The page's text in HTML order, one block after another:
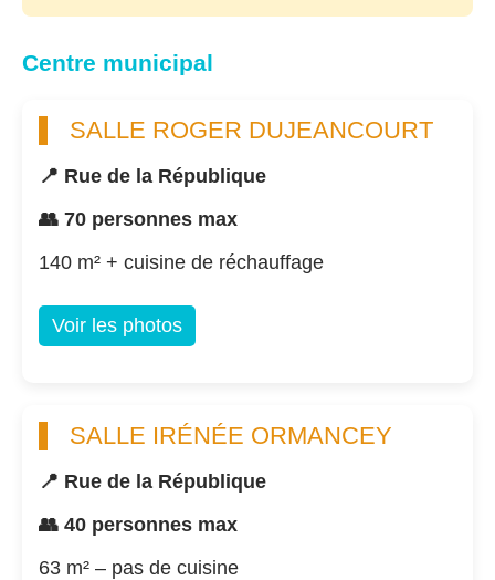
Centre municipal
SALLE ROGER DUJEANCOURT
📍 Rue de la République
👥 70 personnes max
140 m² + cuisine de réchauffage
Voir les photos
SALLE IRÉNÉE ORMANCEY
📍 Rue de la République
👥 40 personnes max
63 m² – pas de cuisine